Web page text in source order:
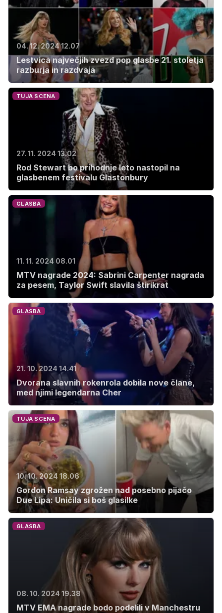
04. 12. 2024 12.07
Lestvica največjih zvezd pop glasbe 21. stoletja
razburja in razdvaja
TUJA SCENA
27. 11. 2024 13.02
Rod Stewart bo prihodnje leto nastopil na
glasbenem festivalu Glastonbury
GLASBA
11. 11. 2024 08.01
MTV nagrade 2024: Sabrini Carpenter nagrada
za pesem, Taylor Swift slavila štirikrat
GLASBA
21. 10. 2024 14.41
Dvorana slavnih rokenrola dobila nove člane,
med njimi legendarna Cher
TUJA SCENA
10. 10. 2024 18.06
Gordon Ramsay zgrožen nad posebno pijačo
Due Lipa: Uničila si boš glasilke
GLASBA
08. 10. 2024 19.38
MTV EMA nagrade bodo podelili v Manchestru